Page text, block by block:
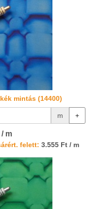
mintás (14400)
m +
m
felett: 3.555 Ft / m